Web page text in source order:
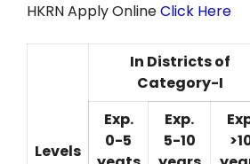
HKRN Apply OnlineClick Here
Levels
In Districts of
Category-I
Exp.
0-5
Exp.
5-10